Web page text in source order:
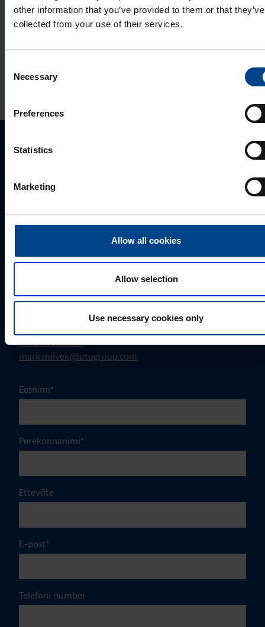
other information that you’ve provided to them or that they’ve
collected from your use of their services.
Selection
Necessary
Preferences
Statistics
Marketing
Allow all cookies
Allow selection
Use necessary cookies only
pind­pai­gal­da­tav, IP41
Tootekood: EER515
Lii­ku­mis­an­dur kõr­ge­tele lage­dele
Palun võtke meiega ühendust
MÜÜGIJUHT
+372 56560000
mark.milvek@utugroup.com
Eesnimi*
Perekonnanimi*
Ettevõte
E-post*
Telefoni number